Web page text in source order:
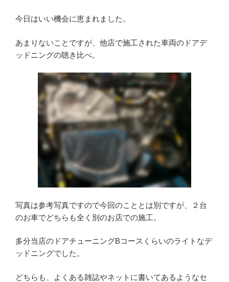
今日はいい機会に恵まれました。
あまりないことですが、他店で施工された車両のドアデ
ッドニングの聴き比べ。
写真は参考写真ですので今回のこととは別ですが、２台
のお車でどちらも全く別のお店での施工。
多分当店のドアチューニングBコースくらいのライトなデ
ッドニングでした。
どちらも、よくある雑誌やネットに書いてあるようなセ